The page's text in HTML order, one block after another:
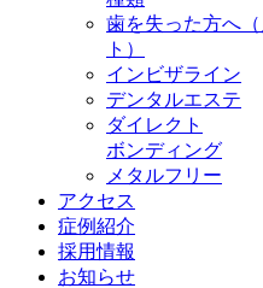
歯を失った方へ
ト）
インビザライン
デンタルエステ
ダイレクト
ボンディング
メタルフリー
アクセス
症例紹介
採用情報
お知らせ